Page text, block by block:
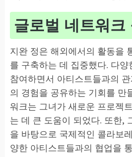
글로벌 네트워크
지완 정은 해외에서의 활동을
를 구축하는 데 집중했다. 다
참여하면서 아티스트들과의
의 경험을 공유하는 기회를 만
워크는 그녀가 새로운 프로젝
는 데 큰 도움이 되었다. 또한,
을 바탕으로 국제적인 콜라보
양한 아티스트들과의 협업을